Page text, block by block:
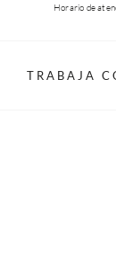
Horario de
TRABAJA